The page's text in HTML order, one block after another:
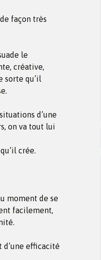
façon très
le
créative,
sorte qu’il
d’une
on va tout lui
crée.
moment de se
facilement,
d’une efficacité